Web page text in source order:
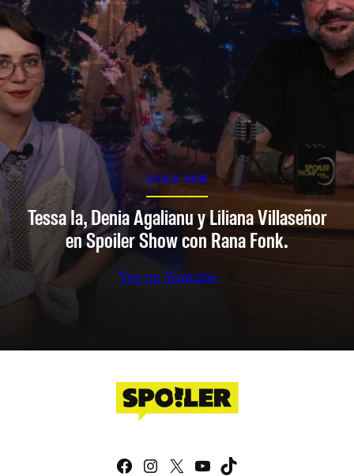
SPOILER SHOW
Tessa Ia, Denia Agalianu y Liliana Villaseñor
en Spoiler Show con Rana Fonk.
Ver en Youtube
Facebook
Instagram
X YouTube